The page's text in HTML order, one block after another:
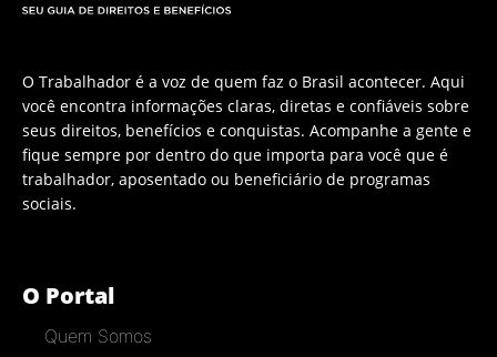
O Trabalhador é a voz de quem faz o Brasil acontecer. Aqui
você encontra informações claras, diretas e confiáveis sobre
seus direitos, benefícios e conquistas. Acompanhe a gente e
fique sempre por dentro do que importa para você que é
trabalhador, aposentado ou beneficiário de programas
sociais.
O Portal
Quem Somos